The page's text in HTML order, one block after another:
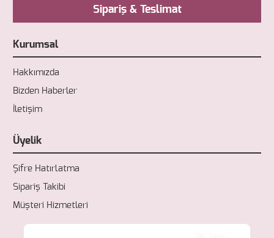
Sipariş & Teslimat
Kurumsal
Hakkımızda
Bizden Haberler
İletişim
Üyelik
Şifre Hatırlatma
Sipariş Takibi
Müşteri Hizmetleri